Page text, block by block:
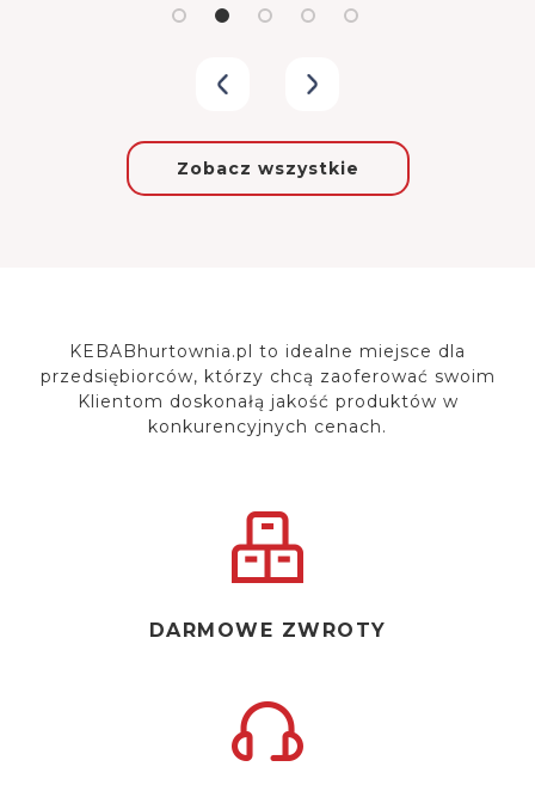
Zobacz wszystkie
KEBABhurtownia.pl to idealne miejsce dla
przedsiębiorców, którzy chcą zaoferować swoim
Klientom doskonałą jakość produktów w
konkurencyjnych cenach.
DARMOWE ZWROTY